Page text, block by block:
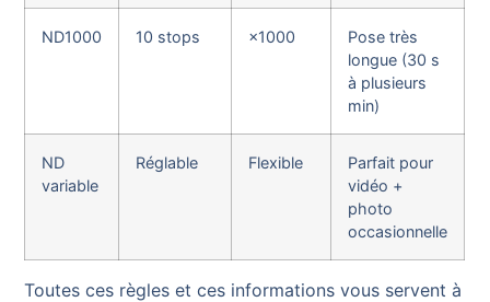
ND1000 10 stops ×1000
Pose très
longue (30 s
à plusieurs
min)
ND
variable
Réglable Flexible
Parfait pour
vidéo +
photo
occasionnelle
Toutes ces règles et ces informations vous servent à